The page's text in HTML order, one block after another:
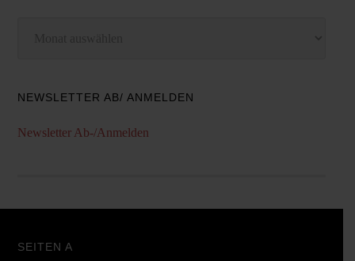
NEWSLETTER AB/ ANMELDEN
Newsletter Ab-/Anmelden
SEITEN A